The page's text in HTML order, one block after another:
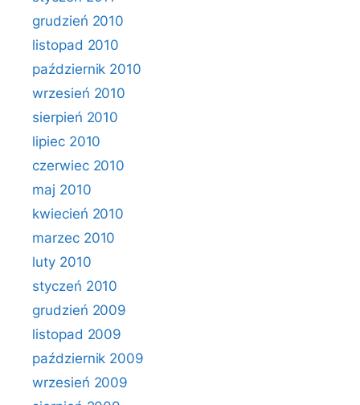
grudzień 2010
listopad 2010
październik 2010
wrzesień 2010
sierpień 2010
lipiec 2010
czerwiec 2010
maj 2010
kwiecień 2010
marzec 2010
luty 2010
styczeń 2010
grudzień 2009
listopad 2009
październik 2009
wrzesień 2009